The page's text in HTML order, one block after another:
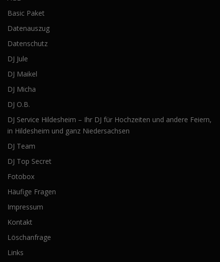
Basic Paket
Datenauszug
Datenschutz
DJ Jule
DJ Maikel
DJ Micha
DJ O.B.
DJ Service Hildesheim – Ihr DJ für Hochzeiten und andere Feiern,
in Hildesheim und ganz Niedersachsen
DJ Team
DJ Top Secret
Fotobox
Häufige Fragen
Impressum
Kontakt
Löschanfrage
Links